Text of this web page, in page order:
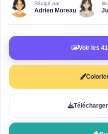
Rédigé par
Adrien Moreau
Voir les